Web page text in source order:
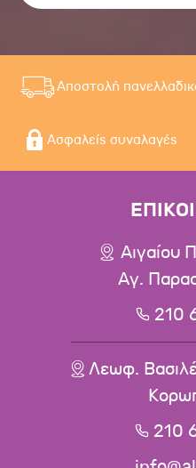
Αποστολή
Ασφαλείς συναλαγές
Αιγαίου
Αγ.
210
Λεωφ.
210